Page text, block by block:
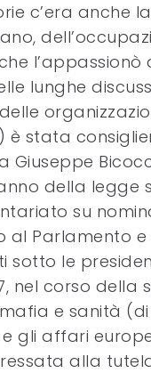
c’era
lunghe
è stata
Giuseppe
della
su
al Parlamento
le
nel corso
e sanità
gli affari
alla